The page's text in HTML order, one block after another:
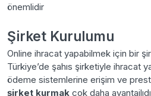
önemlidir
Şirket Kurulumu
Online ihracat yapabilmek için bir
Türkiye’de şahıs şirketiyle ihracat
ödeme sistemlerine erişim ve
şirket kurmak çok daha